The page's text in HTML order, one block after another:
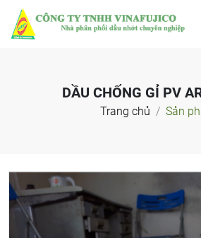
DẦU CHỐNG GỈ PV
Trang chủ Sản